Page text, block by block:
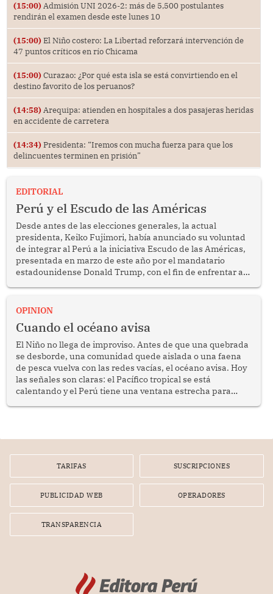
(15:00) Admisión UNI 2026-2: más de 5,500 postulantes
rendirán el examen desde este lunes 10
(15:00) El Niño costero: La Libertad reforzará intervención de
47 puntos críticos en río Chicama
(15:00) Curazao: ¿Por qué esta isla se está convirtiendo en el
destino favorito de los peruanos?
(14:58) Arequipa: atienden en hospitales a dos pasajeras heridas
en accidente de carretera
(14:34) Presidenta: “Iremos con mucha fuerza para que los
delincuentes terminen en prisión”
EDITORIAL
Perú y el Escudo de las Américas
Desde antes de las elecciones generales, la actual
presidenta, Keiko Fujimori, había anunciado su voluntad
de integrar al Perú a la iniciativa Escudo de las Américas,
presentada en marzo de este año por el mandatario
estadounidense Donald Trump, con el fin de enfrentar al
OPINION
Cuando el océano avisa
El Niño no llega de improviso. Antes de que una quebrada
se desborde, una comunidad quede aislada o una faena
de pesca vuelva con las redes vacías, el océano avisa. Hoy
las señales son claras: el Pacífico tropical se está
calentando y el Perú tiene una ventana estrecha para
TARIFAS SUSCRIPCIONES
PUBLICIDAD WEB OPERADORES
TRANSPARENCIA